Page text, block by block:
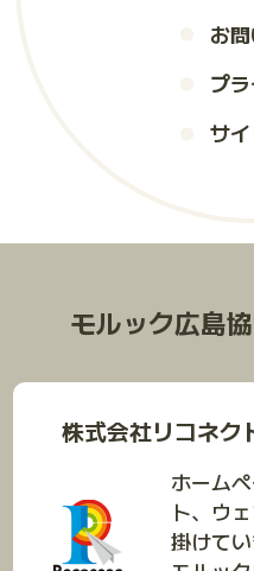
お
プ
サ
モルック広島
株式会社リコネク
ホーム
ト、ウ
掛けてい